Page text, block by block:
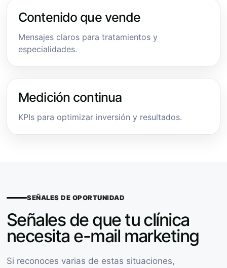
Contenido que vende
Mensajes claros para tratamientos y
especialidades.
Medición continua
KPIs para optimizar inversión y resultados.
SEÑALES DE OPORTUNIDAD
Señales de que tu clínica
necesita e-mail marketing
Si reconoces varias de estas situaciones,